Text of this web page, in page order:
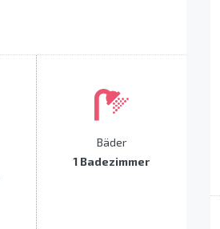
Bäder
1 Badezimmer